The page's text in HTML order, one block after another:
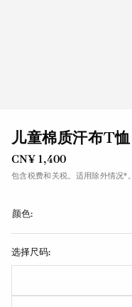
儿童棉质汗布T恤
CN¥ 1,400
包含税费和关税。适用除外情况*。
颜色:
选择尺码: